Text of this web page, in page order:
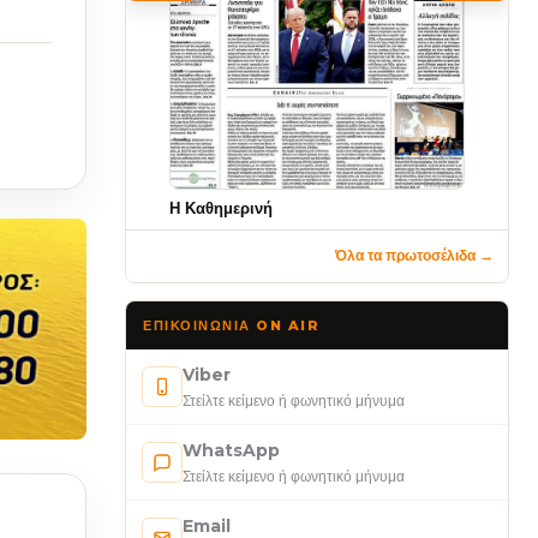
Η Καθημερινή
Όλα τα πρωτοσέλιδα →
ΕΠΙΚΟΙΝΩΝΊΑ ON AIR
Viber
Στείλτε κείμενο ή φωνητικό μήνυμα
WhatsApp
Στείλτε κείμενο ή φωνητικό μήνυμα
Email